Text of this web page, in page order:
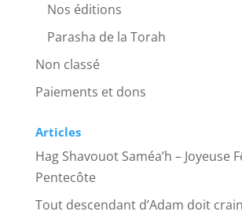
Nos éditions
Parasha de la Torah
Non classé
Paiements et dons
Articles
Hag Shavouot Saméa’h – Joyeuse
Pentecôte
Tout descendant d’Adam doit